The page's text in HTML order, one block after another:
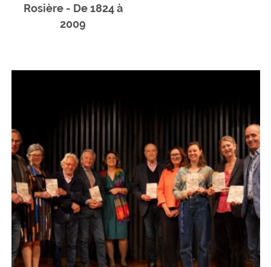
Rosière - De 1824 à
2009